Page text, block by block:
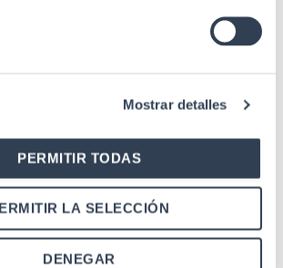
Mostrar detalles
PERMITIR TODAS
LA SELECCIÓN
DENEGAR
RJ45 connector
8 outlets + 1 RJ45 C6